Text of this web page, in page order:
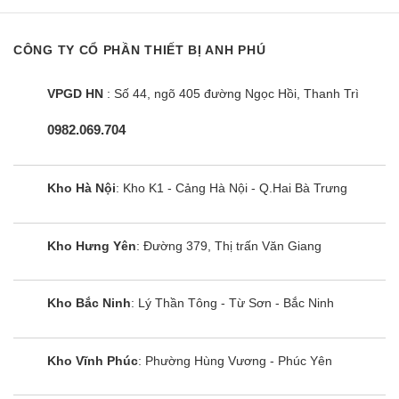
Công Suất Máy Giặt Electrolux 11kg
dụng đến từ Thuỵ Điển, được thành lập vào năm 1919. Với
hơn 100 năm phát triển, Electrolux luôn cố gắng đem tới
Máy giặt Electrolux 11kg tại Việt Nam được sản xuất tại Thái
CÔNG TY CỔ PHẦN THIẾT BỊ ANH PHÚ
VPGD HN : Số 44, ngõ 405 đường Ngọc Hồi, Thanh Trì
0982.069.704
Kho Hà Nội: Kho K1 - Cảng Hà Nội - Q.Hai Bà Trưng
Kho Hưng Yên: Đường 379, Thị trấn Văn Giang
Kho Bắc Ninh: Lý Thần Tông - Từ Sơn - Bắc Ninh
Kho Vĩnh Phúc: Phường Hùng Vương - Phúc Yên